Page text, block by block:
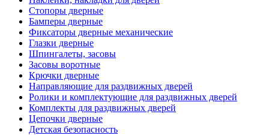
Стопоры дверные
Бамперы дверные
Фиксаторы дверные механические
Глазки дверные
Шпингалеты, засовы
Засовы воротные
Крючки дверные
Направляющие для раздвижных дверей
Ролики и комплектующие для раздвижных дверей
Комплекты для раздвижных дверей
Цепочки дверные
Детская безопасность